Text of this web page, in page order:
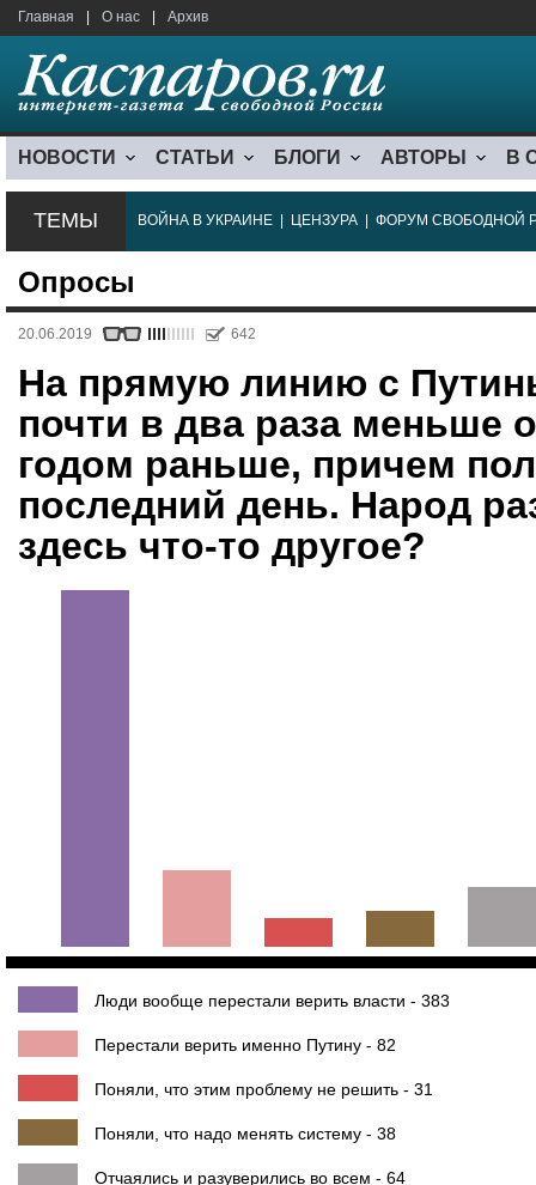
Главная О нас Архив
НОВОСТИ СТАТЬИ БЛОГИ АВТОРЫ В
ТЕМЫ ВОЙНА В УКРАИНЕ ЦЕНЗУРА ФОРУМ СВОБОДНОЙ
Опросы
20.06.2019 642
На прямую линию с
почти в два раза меньше
годом раньше, причем
последний день. Народ
здесь что-то другое?
Люди вообще перестали верить власти - 383
Перестали верить именно Путину - 82
Поняли, что этим проблему не решить - 31
Поняли, что надо менять систему - 38
Отчаялись и разуверились во всем - 64